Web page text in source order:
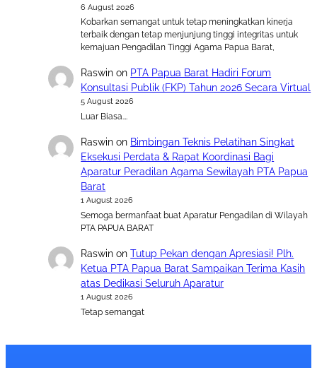
6 August 2026
Kobarkan semangat untuk tetap meningkatkan kinerja
terbaik dengan tetap menjunjung tinggi integritas untuk
kemajuan Pengadilan Tinggi Agama Papua Barat,
Raswin on PTA Papua Barat Hadiri Forum
Konsultasi Publik (FKP) Tahun 2026 Secara Virtual
5 August 2026
Luar Biasa….
Raswin on Bimbingan Teknis Pelatihan Singkat
Eksekusi Perdata & Rapat Koordinasi Bagi
Aparatur Peradilan Agama Sewilayah PTA Papua
Barat
1 August 2026
Semoga bermanfaat buat Aparatur Pengadilan di Wilayah
PTA PAPUA BARAT
Raswin onTutup Pekan dengan Apresiasi! Plh.
Ketua PTA Papua Barat Sampaikan Terima Kasih
atas Dedikasi Seluruh Aparatur
1 August 2026
Tetap semangat